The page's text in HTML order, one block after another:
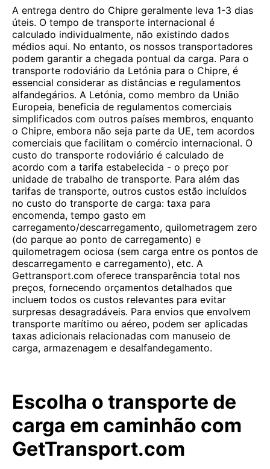
A entrega dentro do Chipre geralmente leva 1-3 dias
úteis. O tempo de transporte internacional é
calculado individualmente, não existindo dados
médios aqui. No entanto, os nossos transportadores
podem garantir a chegada pontual da carga. Para o
transporte rodoviário da Letónia para o Chipre, é
essencial considerar as distâncias e regulamentos
alfandegários. A Letónia, como membro da União
Europeia, beneficia de regulamentos comerciais
simplificados com outros países membros, enquanto
o Chipre, embora não seja parte da UE, tem acordos
comerciais que facilitam o comércio internacional. O
custo do transporte rodoviário é calculado de
acordo com a tarifa estabelecida - o preço por
unidade de trabalho de transporte. Para além das
tarifas de transporte, outros custos estão incluídos
no custo do transporte de carga: taxa para
encomenda, tempo gasto em
carregamento/descarregamento, quilometragem zero
(do parque ao ponto de carregamento) e
quilometragem ociosa (sem carga entre os pontos de
descarregamento e carregamento), etc. A
Gettransport.com oferece transparência total nos
preços, fornecendo orçamentos detalhados que
incluem todos os custos relevantes para evitar
surpresas desagradáveis. Para envios que envolvem
transporte marítimo ou aéreo, podem ser aplicadas
taxas adicionais relacionadas com manuseio de
carga, armazenagem e desalfandegamento.
Escolha o transporte de
carga em caminhão com
GetTransport.com